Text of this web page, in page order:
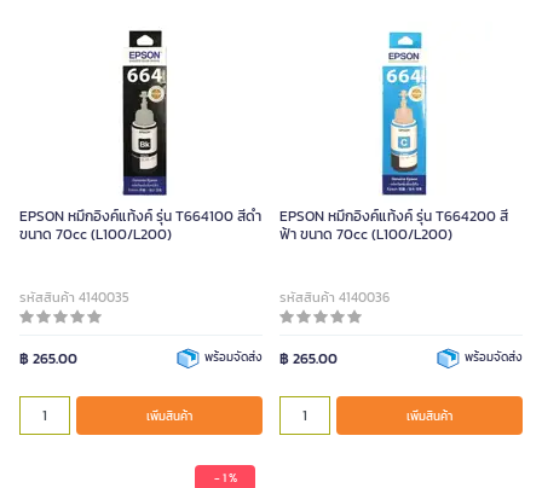
EPSON หมึกอิงค์แท้งค์ รุ่น T664100 สีดำ
ขนาด 70cc (L100/L200)
รหัสสินค้า 4140035
฿ 265.00 พร้อมจัดส่ง
เพิ่มสินค้า
EPSON หมึกอิงค์แท้งค์ รุ่น T664200 สี
ฟ้า ขนาด 70cc (L100/L200)
รหัสสินค้า 4140036
฿ 265.00 พร้อมจัดส่ง
เพิ่มสินค้า
- 1 %